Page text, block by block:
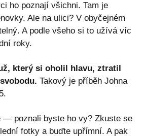
ho poznají všichni. Tam je
Ale na ulici? V obyčejném
A podle všeho si to užívá víc
roky.
který si oholil hlavu, ztratil
Takový je příběh Johna
— poznali byste ho vy? Zkuste se
fotky a buďte upřímní. A pak